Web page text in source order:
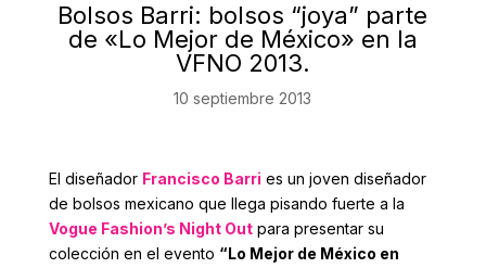
Bolsos Barri: bolsos “joya” parte
de «Lo Mejor de México» en la
VFNO 2013.
10 septiembre 2013
El diseñador Francisco Barri es un joven diseñador
de bolsos mexicano que llega pisando fuerte a la
Vogue Fashion’s Night Outpara presentar su
colección en el evento “Lo Mejor de México en